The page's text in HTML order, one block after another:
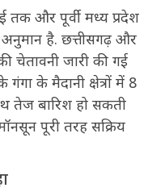
तक और पूर्वी मध्य प्रदेश
है. छत्तीसगढ़ और
की चेतावनी जारी की गई
के मैदानी क्षेत्रों में 8
बारिश हो सकती
पूरी तरह सक्रिय